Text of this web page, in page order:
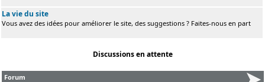
La vie du site
Vous avez des idées pour améliorer le site, des suggestions ? Faites-nous en part
Discussions en attente
Forum